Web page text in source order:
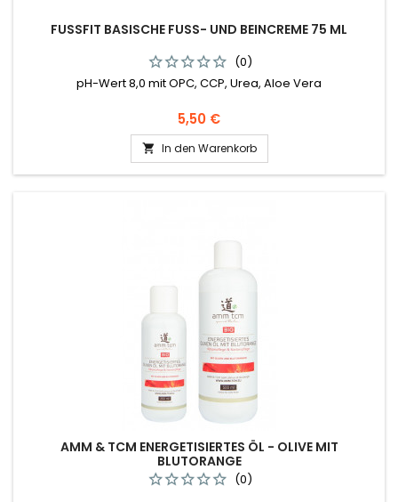
FUSSFIT BASISCHE FUSS- UND BEINCREME 75 ML
(0)
pH-Wert 8,0 mit OPC, CCP, Urea, Aloe Vera
Preis
5,50 €
 In den Warenkorb
AMM & TCM ENERGETISIERTES ÖL - OLIVE MIT
BLUTORANGE
(0)